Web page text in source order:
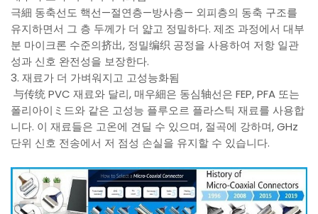
극細 동축선도 핵선—절연층—방사층— 외피층의 동축 구조를
유지하면서 그 층 두께가 더 얇고 정밀하다. 제조 과정에서 대부
분 마이크론 수준의挤出, 정밀编织 공정을 사용하여 저항 일관
성과 신호 완전성을 보장한다.
3. 재료가 더 가벼워지고 고성능화됨
与传统 PVC 재료와 달리, 매우細은 동심轴선은 FEP, PFA 또는
폴리아이ミ드와 같은 고성능 플루오르 플라스틱 재료를 사용합
니다. 이 재료들은 고온에 견딜 수 있으며, 절곡에 강하며, GHz
단위 신호 전송에서 저 점성 손실을 유지할 수 있습니다.